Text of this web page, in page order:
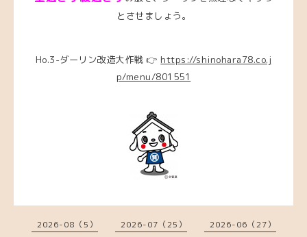
とさせましょう。
Ho.3-ダーリン改造大作戦 👉 https://shinohara78.co.j
p/menu/801551
2026-08（5） 2026-07（25） 2026-06（27）